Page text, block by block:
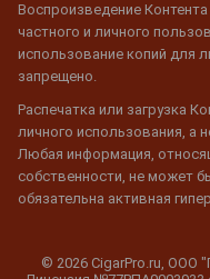
Воспроизведение
частного и личного
использование копий для
запрещено.
Распечатка или загрузка
личного использования, а
Любая информация,
собственности, не может
обязательна активная
© 2026 CigarPro.ru, ООО